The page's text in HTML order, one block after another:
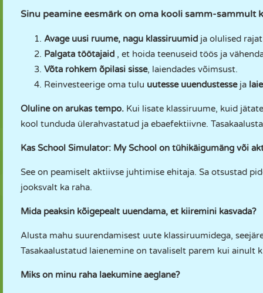
Sinu peamine eesmärk on oma kooli samm-sammult
Avage uusi ruume, nagu klassiruumid ja olulised
Palgata töötajaid , et hoida teenuseid töös ja
Võta rohkem õpilasi sisse, laiendades võimsust.
Reinvesteerige oma tulu uutesse uuendustesseja
Oluline on arukas tempo. Kui lisate klassiruume, kuid
kool tunduda ülerahvastatud ja ebaefektiivne.
Kas School Simulator: My School on tühikäigumäng või
See on peamiselt aktiivse juhtimise ehitaja. Sa otsustad
jooksvalt ka raha.
Mida peaksin kõigepealt uuendama, et kiiremini kasvada?
Alusta mahu suurendamisest uute klassiruumidega,
Tasakaalustatud laienemine on tavaliselt parem kui ainult
Miks on minu raha laekumine aeglane?